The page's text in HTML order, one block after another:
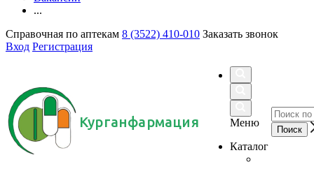
...
Справочная по аптекам 8 (3522) 410-010 Заказать звонок
Вход Регистрация
Курганфармация
Меню
Каталог